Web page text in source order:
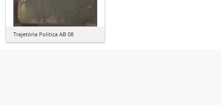
Trajetória Política AB 08